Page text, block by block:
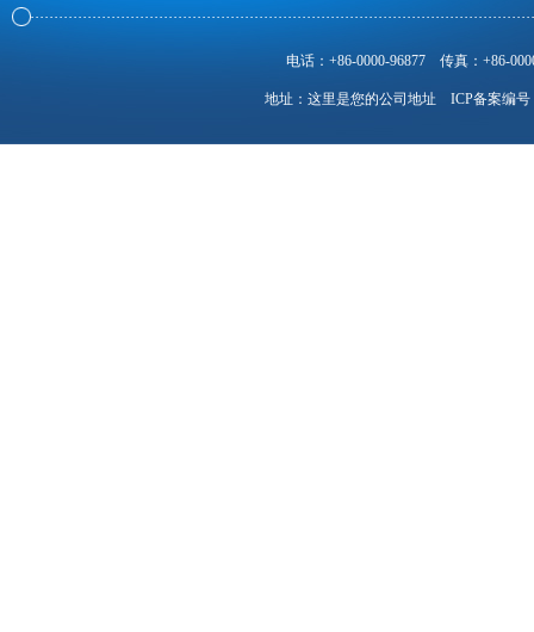
电话：+86-0000-96877 传真：+86-
地址：这里是您的公司地址 ICP备案编号